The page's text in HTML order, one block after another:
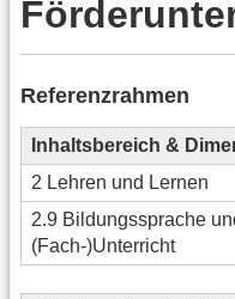
Referenzrahmen
Inhaltsbereich &
2 Lehren und Lernen
2.9 Bildungssprache
(Fach-)Unterricht